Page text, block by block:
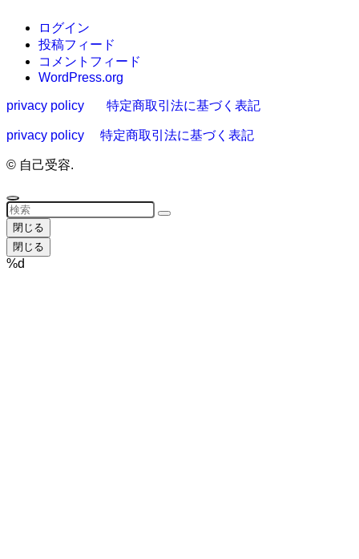
ログイン
投稿フィード
コメントフィード
WordPress.org
privacy policy 特定商取引法に基づく表記
privacy policy 特定商取引法に基づく表記
© 自己受容.
閉じる
閉じる
%d